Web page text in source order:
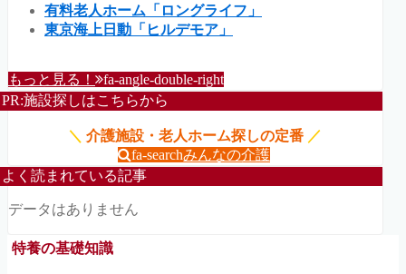
有料老人ホーム「ロングライフ」
東京海上日動「ヒルデモア」
もっと見る！ fa-angle-double-right
PR:施設探しはこちらから
＼ 介護施設・老人ホーム探しの定番 ／
fa-searchみんなの介護
よく読まれている記事
データはありません
特養の基礎知識